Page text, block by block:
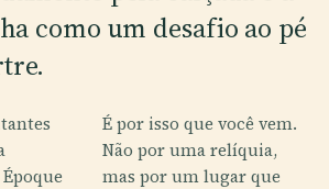
como um desafio ao pé
É por isso que você vem.
Não por uma relíquia,
mas por um lugar que